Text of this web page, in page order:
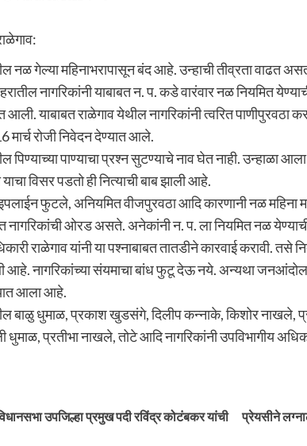
नळ गेल्या महिनाभरापासून बंद आहे. उन्हाची तीव्रता वाढत
नागरिकांनी याबाबत न. प. कडे वारंवार नळ नियमित
याबाबत राळेगाव येथील नागरिकांनी त्वरित पाणीपुरवठा
मार्च रोजी निवेदन देण्यात आले.
पिण्याच्या पाण्याचा प्रश्न सुटण्याचे नाव घेत नाही. उन्हाळा
याचा विसर पडतो ही नित्याची बाब झाली आहे.
फुटले, अनियमित वीजपुरवठा आदि कारणानी नळ महिना
नागरिकांची ओरड असते. अनेकांनी न. प. ला नियमित नळ येण्याची
राळेगाव यांनी या पश्नाबाबत तातडीने कारवाई करावी. तसे
आहे. नागरिकांच्या संयमाचा बांध फुटू देऊ नये. अन्यथा
आला आहे.
बाळु धुमाळ, प्रकाश खुडसंगे, दिलीप कन्नाके, किशोर नाखले,
प्रतीभा नाखले, तोटे आदि नागरिकांनी उपविभागीय
उपजिल्हा प्रमुख पदी रविंद्र कोटंबकर यांची
प्रेयसीने